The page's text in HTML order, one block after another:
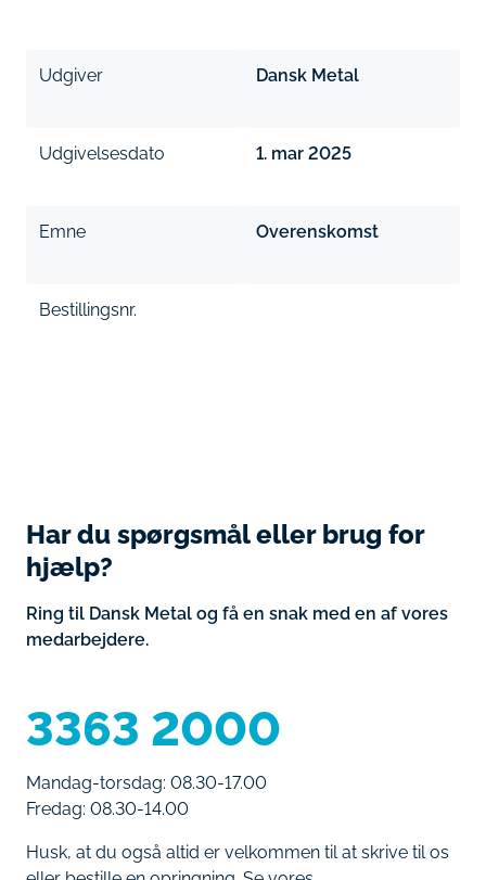
Udgiver Dansk Metal
Udgivelsesdato 1. mar 2025
Emne Overenskomst
Bestillingsnr.
Har du spørgsmål eller brug for
hjælp?
Ring til Dansk Metal og få en snak med en af vores
medarbejdere.
3363 2000
Mandag-torsdag: 08.30-17.00
Fredag: 08.30-14.00
Husk, at du også altid er velkommen til at skrive til os